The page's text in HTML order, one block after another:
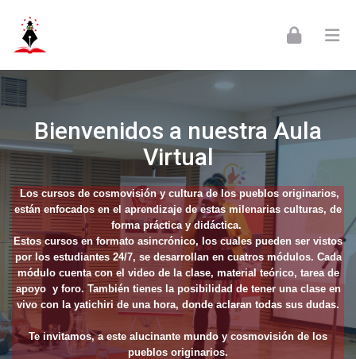
Página Principal
Bienvenidos a nuestra Aula
Virtual
Los cursos de cosmovisión y cultura de los pueblos originarios,
están enfocados en el aprendizaje de estas milenarias culturas, de
forma práctica y didáctica.
Estos cursos en formato asincrónico, los cuales pueden ser vistos
por los estudiantes 24/7, se desarrollan en cuatros módulos. Cada
módulo cuenta con el video de la clase, material teórico, tarea de
apoyo y foro. También tienes la posibilidad de tener una clase en
vivo con la yatichiri de una hora, donde aclaran todas sus dudas.
Te invitamos, a este alucinante mundo y cosmovisión de los
pueblos originarios.